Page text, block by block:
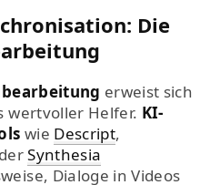
Die
erweist sich
wertvoller Helfer. KI-
wie Descript,
Synthesia
Dialoge in Videos